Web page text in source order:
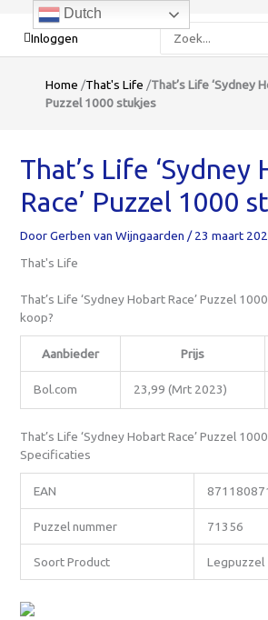
Inloggen
Zoeken
naar:
Home /That's Life /That’s Life ‘Sydney
Puzzel 1000 stukjes
That’s Life ‘Sydney
Race’ Puzzel 1000
DoorGerben van Wijngaarden /23 maart
That's Life
That’s Life ‘Sydney Hobart Race’ Puzzel
koop?
Aanbieder Prijs
Bol.com 23,99 (Mrt 2023)
That’s Life ‘Sydney Hobart Race’ Puzzel
Specificaties
EAN
Puzzel nummer 71356
Soort Product Legpuzzel
Dutch